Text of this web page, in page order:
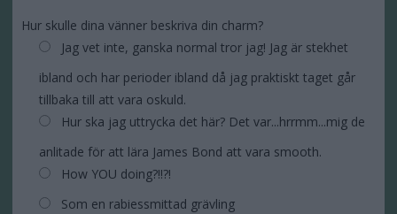
Hur skulle dina vänner beskriva din charm?
Jag vet inte, ganska normal tror jag! Jag är stekhet
ibland och har perioder ibland då jag praktiskt taget går
tillbaka till att vara oskuld.
Hur ska jag uttrycka det här? Det var...hrrmm...mig de
anlitade för att lära James Bond att vara smooth.
How YOU doing?!!?!
Som en rabiessmittad grävling